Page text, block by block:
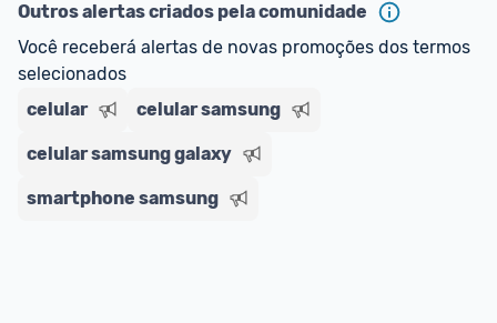
Outros alertas criados pela comunidade
Você receberá alertas de novas promoções dos termos
selecionados
celular
celular samsung
celular samsung galaxy
smartphone samsung